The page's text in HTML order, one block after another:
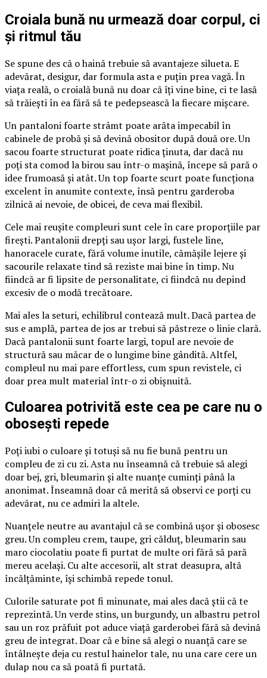
Croiala bună nu urmează doar corpul, ci
și ritmul tău
Se spune des că o haină trebuie să avantajeze silueta. E
adevărat, desigur, dar formula asta e puțin prea vagă. În
viața reală, o croială bună nu doar că îți vine bine, ci te lasă
să trăiești în ea fără să te pedepsească la fiecare mișcare.
Un pantaloni foarte strâmt poate arăta impecabil în
cabinele de probă și să devină obositor după două ore. Un
sacou foarte structurat poate ridica ținuta, dar dacă nu
poți sta comod la birou sau într-o mașină, începe să pară o
idee frumoasă și atât. Un top foarte scurt poate funcționa
excelent în anumite contexte, însă pentru garderoba
zilnică ai nevoie, de obicei, de ceva mai flexibil.
Cele mai reușite compleuri sunt cele în care proporțiile par
firești. Pantalonii drepți sau ușor largi, fustele line,
hanoracele curate, fără volume inutile, cămășile lejere și
sacourile relaxate tind să reziste mai bine în timp. Nu
fiindcă ar fi lipsite de personalitate, ci fiindcă nu depind
excesiv de o modă trecătoare.
Mai ales la seturi, echilibrul contează mult. Dacă partea de
sus e amplă, partea de jos ar trebui să păstreze o linie clară.
Dacă pantalonii sunt foarte largi, topul are nevoie de
structură sau măcar de o lungime bine gândită. Altfel,
compleul nu mai pare effortless, cum spun revistele, ci
doar prea mult material într-o zi obișnuită.
Culoarea potrivită este cea pe care nu o
obosești repede
Poți iubi o culoare și totuși să nu fie bună pentru un
compleu de zi cu zi. Asta nu înseamnă că trebuie să alegi
doar bej, gri, bleumarin și alte nuanțe cuminți până la
anonimat. Înseamnă doar că merită să observi ce porți cu
adevărat, nu ce admiri la altele.
Nuanțele neutre au avantajul că se combină ușor și obosesc
greu. Un compleu crem, taupe, gri călduț, bleumarin sau
maro ciocolatiu poate fi purtat de multe ori fără să pară
mereu același. Cu alte accesorii, alt strat deasupra, altă
încălțăminte, își schimbă repede tonul.
Culorile saturate pot fi minunate, mai ales dacă știi că te
reprezintă. Un verde stins, un burgundy, un albastru petrol
sau un roz prăfuit pot aduce viață garderobei fără să devină
greu de integrat. Doar că e bine să alegi o nuanță care se
întâlnește deja cu restul hainelor tale, nu una care cere un
dulap nou ca să poată fi purtată.